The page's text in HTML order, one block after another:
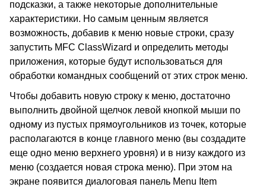
подсказки, а также некоторые дополнительные
характеристики. Но самым ценным является
возможность, добавив к меню новые строки, сразу
запустить MFC ClassWizard и определить методы
приложения, которые будут использоваться для
обработки командных сообщений от этих строк меню.
Чтобы добавить новую строку к меню, достаточно
выполнить двойной щелчок левой кнопкой мыши по
одному из пустых прямоугольников из точек, которые
располагаются в конце главного меню (вы создадите
еще одно меню верхнего уровня) и в низу каждого из
меню (создается новая строка меню). При этом на
экране появится диалоговая панель Menu Item